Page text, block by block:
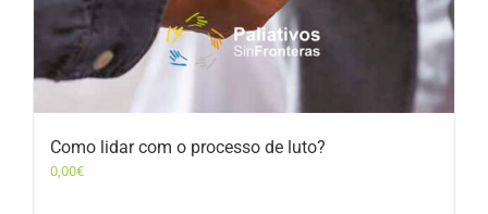
Como lidar com o processo de luto?
0,00€